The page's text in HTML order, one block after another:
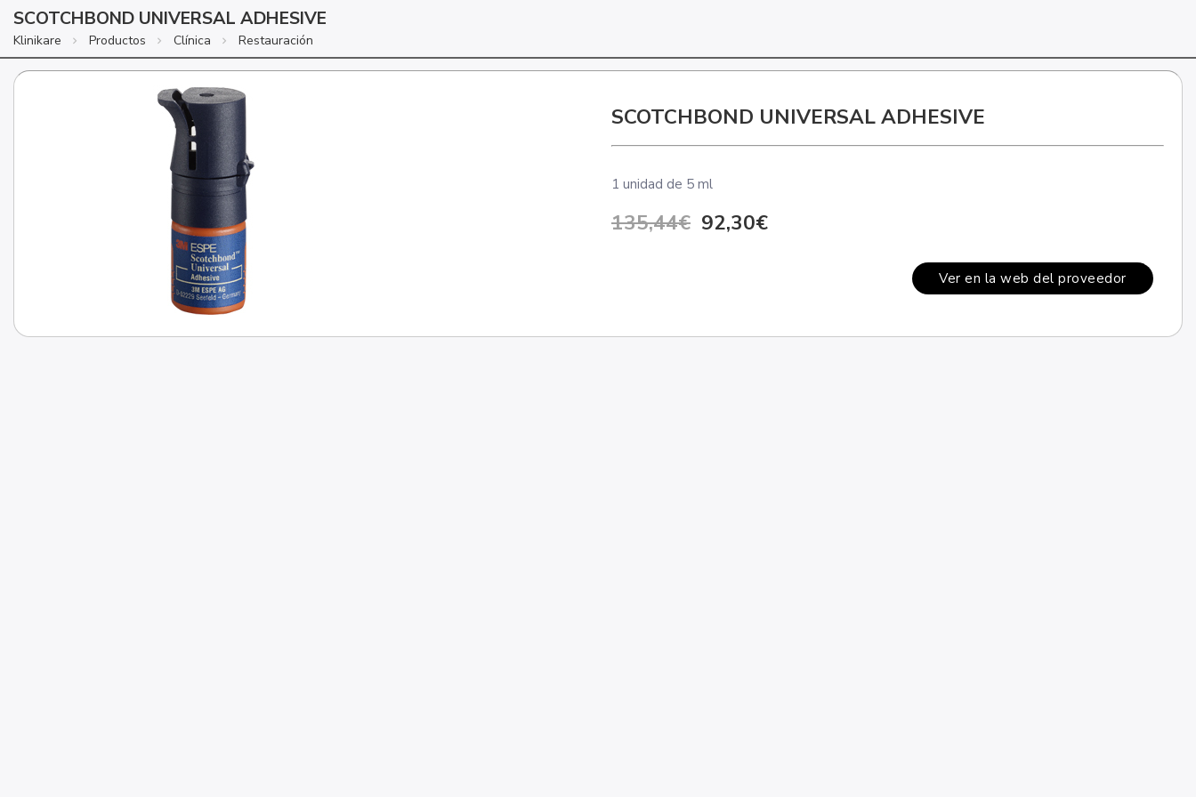
SCOTCHBOND UNIVERSAL ADHESIVE
Klinikare Productos Clínica Restauración
SCOTCHBOND UNIVERSAL ADHESIVE
1 unidad de 5 ml
135,44€ 92,30€
Ver en la web del proveedor